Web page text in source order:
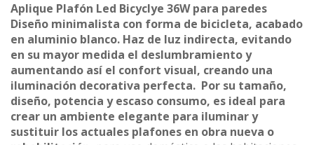
Aplique Plafón Led Bicyclye 36W para paredes
Diseño minimalista con forma de bicicleta, acabado
en aluminio blanco. Haz de luz indirecta, evitando
en su mayor medida el deslumbramiento y
aumentando así el confort visual, creando una
iluminación decorativa perfecta. Por su tamaño,
diseño, potencia y escaso consumo, es ideal para
crear un ambiente elegante para iluminar y
sustituir los actuales plafones en obra nueva o